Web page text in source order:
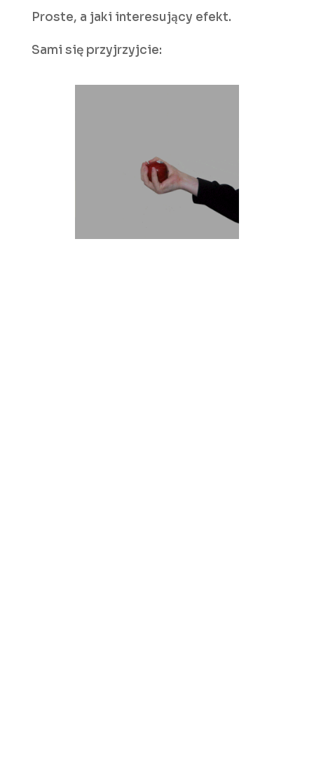
Proste, a jaki interesujący efekt.
Sami się przyjrzyjcie: